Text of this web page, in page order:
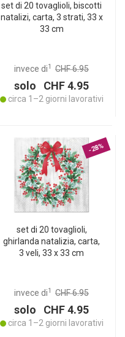
set di 20 tovaglioli, biscotti
natalizi, carta, 3 strati, 33 x
33 cm
invece di1 CHF 6.95
solo CHF 4.95
circa 1–2 giorni lavorativi
-28%
set di 20 tovaglioli,
ghirlanda natalizia, carta,
3 veli, 33 x 33 cm
invece di1 CHF 6.95
solo CHF 4.95
circa 1–2 giorni lavorativi